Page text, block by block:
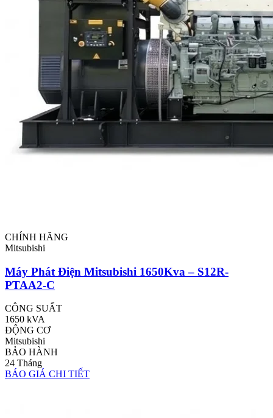
CHÍNH HÃNG
Mitsubishi
Máy Phát Điện Mitsubishi 1650Kva – S12R-
PTAA2-C
CÔNG SUẤT
1650 kVA
ĐỘNG CƠ
Mitsubishi
BẢO HÀNH
24 Tháng
BÁO GIÁ CHI TIẾT